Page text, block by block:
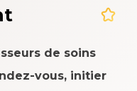
de soins
vous, initier